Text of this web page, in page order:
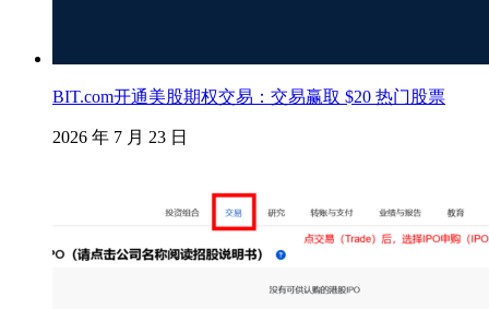
BIT.com开通美股期权交易：交易赢取 $20 热门股票
2026 年 7 月 23 日